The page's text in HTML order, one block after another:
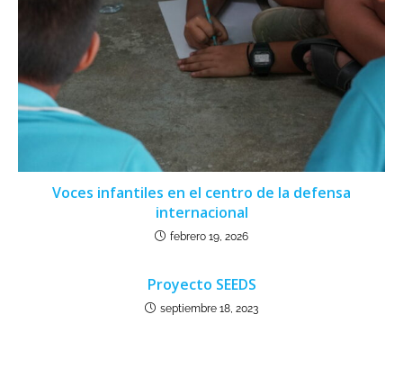
Voces infantiles en el centro de la defensa
internacional
febrero 19, 2026
Proyecto SEEDS
septiembre 18, 2023